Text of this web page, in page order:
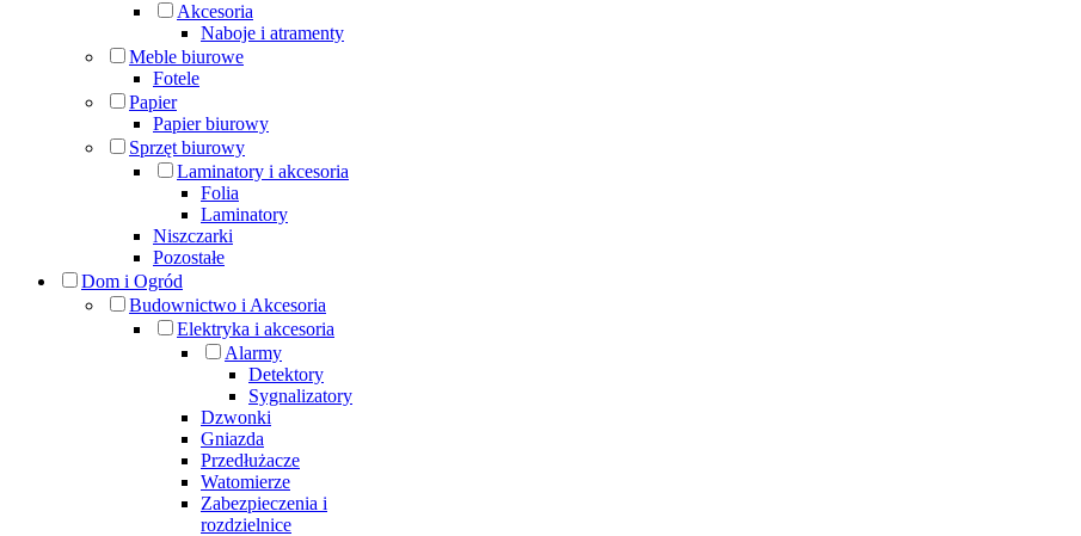
Akcesoria
Naboje i atramenty
Meble biurowe
Fotele
Papier
Papier biurowy
Sprzęt biurowy
Laminatory i akcesoria
Folia
Laminatory
Niszczarki
Pozostałe
Dom i Ogród
Budownictwo i Akcesoria
Elektryka i akcesoria
Alarmy
Detektory
Sygnalizatory
Dzwonki
Gniazda
Przedłużacze
Watomierze
Zabezpieczenia i
rozdzielnice